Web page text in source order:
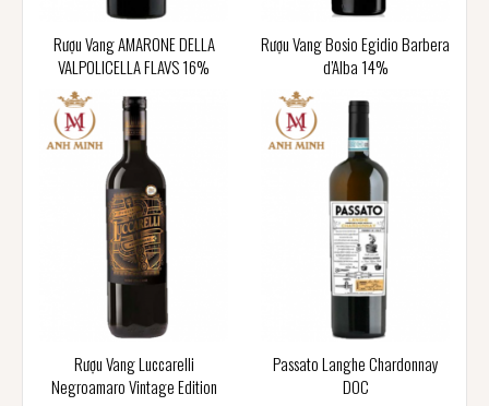
Rượu Vang AMARONE DELLA
VALPOLICELLA FLAVS 16%
Rượu Vang Bosio Egidio Barbera
d’Alba 14%
Rượu Vang Luccarelli
Negroamaro Vintage Edition
Passato Langhe Chardonnay
DOC